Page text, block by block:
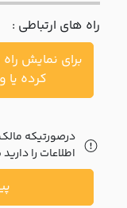
پرسش
متداول
خواست
راه های ارتباطی :
برای نمایش
کرده
درصورتیکه
اطلاعات را